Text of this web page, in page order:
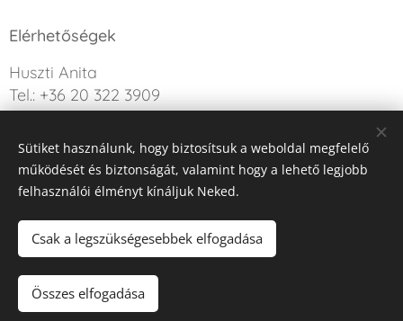
Elérhetőségek
Huszti Anita
Tel.: +36 20 322 3909
Kérdésed van? Írj nekünk!
Az oldalt a Webnode működteti
Sütiket használunk, hogy biztosítsuk a weboldal megfelelő
működését és biztonságát, valamint hogy a lehető legjobb
felhasználói élményt kínáljuk Neked.
Csak a legszükségesebbek elfogadása
Összes elfogadása